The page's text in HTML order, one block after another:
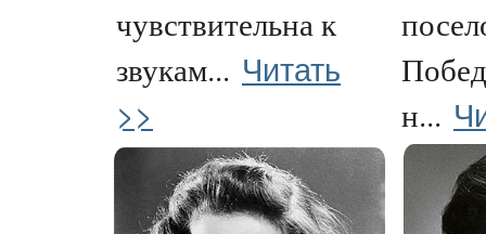
чувствительна к
звукам... Читать
>>
н...